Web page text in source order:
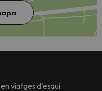
viatges d'esquí